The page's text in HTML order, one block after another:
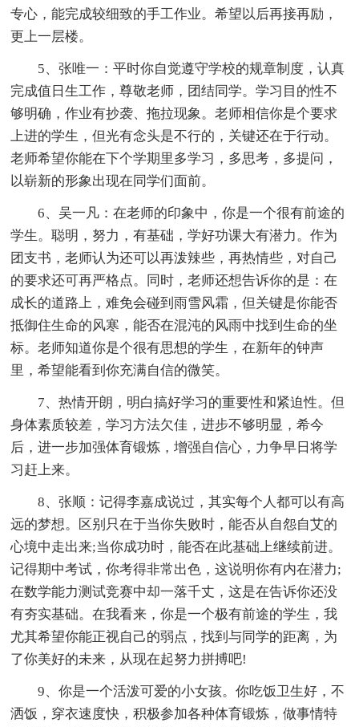
专心，能完成较细致的手工作业。希望以后再接再励，
更上一层楼。
5、张唯一：平时你自觉遵守学校的规章制度，认真
完成值日生工作，尊敬老师，团结同学。学习目的性不
够明确，作业有抄袭、拖拉现象。老师相信你是个要求
上进的学生，但光有念头是不行的，关键还在于行动。
老师希望你能在下个学期里多学习，多思考，多提问，
以崭新的形象出现在同学们面前。
6、吴一凡：在老师的印象中，你是一个很有前途的
学生。聪明，努力，有基础，学好功课大有潜力。作为
团支书，老师认为还可以再泼辣些，再热情些，对自己
的要求还可再严格点。同时，老师还想告诉你的是：在
成长的道路上，难免会碰到雨雪风霜，但关键是你能否
抵御住生命的风寒，能否在混沌的风雨中找到生命的坐
标。老师知道你是个很有思想的学生，在新年的钟声
里，希望能看到你充满自信的微笑。
7、热情开朗，明白搞好学习的重要性和紧迫性。但
身体素质较差，学习方法欠佳，进步不够明显，希今
后，进一步加强体育锻炼，增强自信心，力争早日将学
习赶上来。
8、张顺：记得李嘉成说过，其实每个人都可以有高
远的梦想。区别只在于当你失败时，能否从自怨自艾的
心境中走出来;当你成功时，能否在此基础上继续前进。
记得期中考试，你考得非常出色，这说明你有内在潜力;
在数学能力测试竞赛中却一落千丈，这是在告诉你还没
有夯实基础。在我看来，你是一个极有前途的学生，我
尤其希望你能正视自己的弱点，找到与同学的距离，为
了你美好的未来，从现在起努力拼搏吧!
9、你是一个活泼可爱的小女孩。你吃饭卫生好，不
洒饭，穿衣速度快，积极参加各种体育锻炼，做事情特